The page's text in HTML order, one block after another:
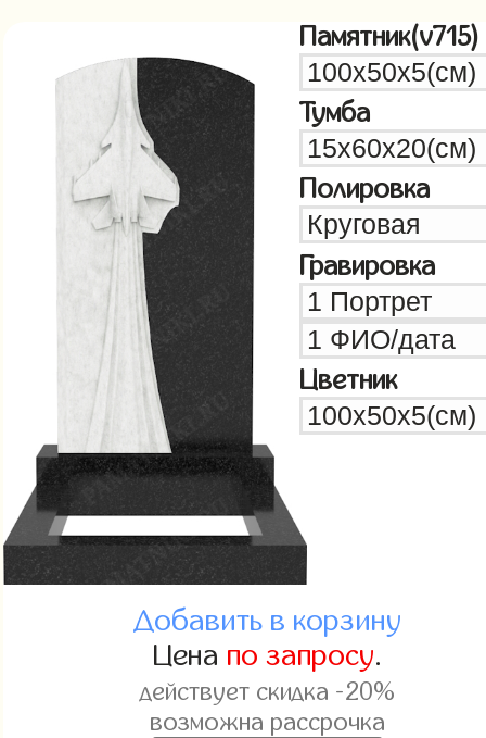
Памятник(v715)
Тумба
Полировка
Гравировка
Цветник
Добавить в корзину
Цена по запросу.
действует скидка -20%
возможна рассрочка